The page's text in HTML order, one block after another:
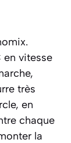
en vitesse
très
en
chaque
la